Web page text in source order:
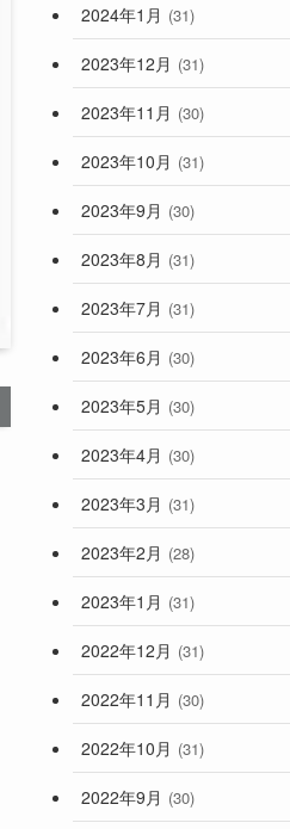
2024年1月 (31)
2023年12月 (31)
2023年11月 (30)
2023年10月 (31)
2023年9月 (30)
2023年8月 (31)
2023年7月 (31)
2023年6月 (30)
2023年5月 (30)
2023年4月 (30)
2023年3月 (31)
2023年2月 (28)
2023年1月 (31)
2022年12月 (31)
2022年11月 (30)
2022年10月 (31)
2022年9月 (30)